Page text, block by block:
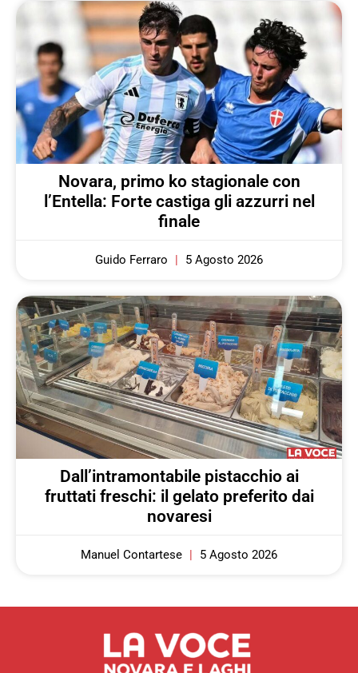
Novara, primo ko stagionale con
l’Entella: Forte castiga gli azzurri nel
finale
Guido Ferraro 5 Agosto 2026
Dall’intramontabile pistacchio ai
fruttati freschi: il gelato preferito dai
novaresi
Manuel Contartese 5 Agosto 2026